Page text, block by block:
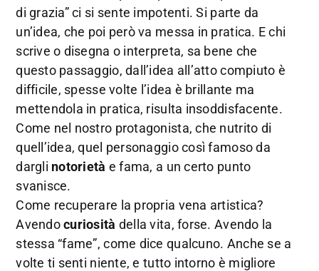
di grazia” ci si sente impotenti. Si parte da
un’idea, che poi però va messa in pratica. E chi
scrive o disegna o interpreta, sa bene che
questo passaggio, dall’idea all’atto compiuto è
difficile, spesse volte l’idea è brillante ma
mettendola in pratica, risulta insoddisfacente.
Come nel nostro protagonista, che nutrito di
quell’idea, quel personaggio così famoso da
dargli notorietà e fama, a un certo punto
svanisce.
Come recuperare la propria vena artistica?
Avendocuriosità della vita, forse. Avendo la
stessa “fame”, come dice qualcuno. Anche se a
volte ti senti niente, e tutto intorno è migliore